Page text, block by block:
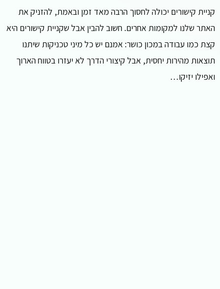
קניית קישורים יכולה לחסוך הרבה מאד זמן ובאמת, להזניק את
האתר שלנו למקומות אחרים. חשוב להבין אבל שקניית קישורים היא
קצת כמו עבודה במכון כושר: אמנם יש כל מיני טכניקות שיתנו
תוצאות מהירות יחסית, אבל קיצורי הדרך לא יעזרו בטווח הארוך
ואפילו יזיקו…